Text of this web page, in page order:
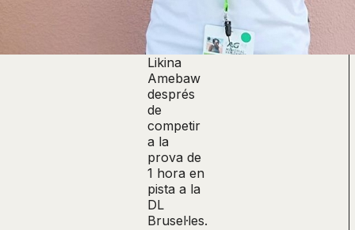
Likina
Amebaw
després
de
competir
a la
prova de
1 hora en
pista a la
DL
Brusel·les.